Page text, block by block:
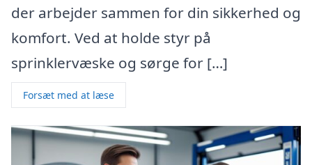
der arbejder sammen for din sikkerhed og
komfort. Ved at holde styr på
sprinklervæske og sørge for […]
Forsæt med at læse